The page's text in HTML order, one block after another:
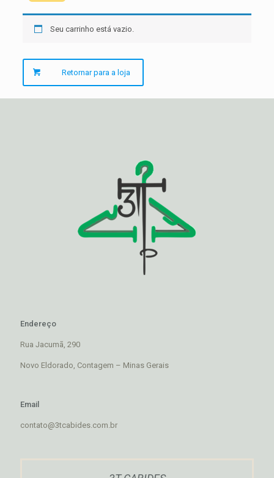
Seu carrinho está vazio.
Retornar para a loja
Endereço
Rua Jacumã, 290
Novo Eldorado, Contagem – Minas Gerais
Email
contato@3tcabides.com.br